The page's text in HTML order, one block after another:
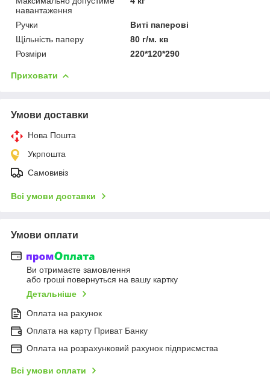
навантаження
Ручки
Виті паперові
Щільність паперу
80 г/м. кв
Розміри
220*120*290
Приховати
Умови доставки
Нова Пошта
Укрпошта
Самовивіз
Всі умови доставки
Умови оплати
Ви отримаєте замовлення
або гроші повернуться на вашу картку
Детальніше
Оплата на рахунок
Оплата на карту Приват Банку
Оплата на розрахунковий рахунок підприємства
Всі умови оплати